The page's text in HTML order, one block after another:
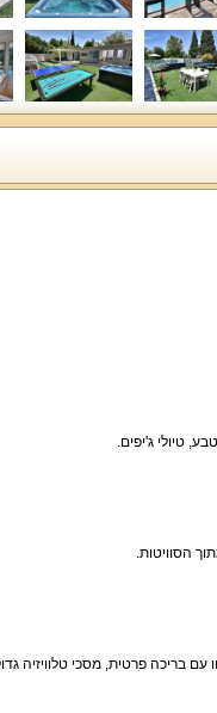
טיולי ג'יפים.
הסוויטות.
פרטית, מסכי טלוויזיה